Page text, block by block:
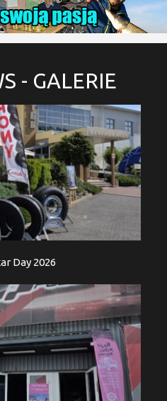
- GALERIE
Day 2026